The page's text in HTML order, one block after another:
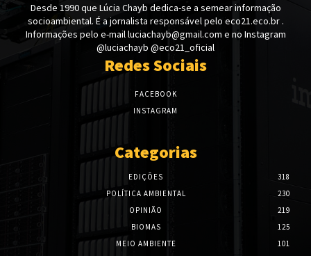
Desde 1990 que Lúcia Chayb dedica-se a semear informação
socioambiental. É a jornalista responsável pelo eco21.eco.br .
Informações pelo e-mail luciachayb@gmail.com e no Instagram
@luciachayb @eco21_oficial
Redes Sociais
FACEBOOK
INSTAGRAM
Categorias
EDIÇÕES
318
POLÍTICA AMBIENTAL
230
OPINIÃO
219
BIOMAS
125
MEIO AMBIENTE
101